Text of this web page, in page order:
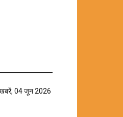
खबरें, 04 जून 2026